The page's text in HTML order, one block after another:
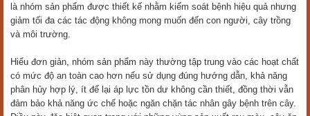
là nhóm sản phẩm được thiết kế nhằm kiểm soát bệnh hiệu quả nhưng
giảm tối đa các tác động không mong muốn đến con người, cây trồng
và môi trường.
Hiểu đơn giản, nhóm sản phẩm này thường tập trung vào các hoạt chất
có mức độ an toàn cao hơn nếu sử dụng đúng hướng dẫn, khả năng
phân hủy hợp lý, ít để lại áp lực tồn dư không cần thiết, đồng thời vẫn
đảm bảo khả năng ức chế hoặc ngăn chặn tác nhân gây bệnh trên cây.